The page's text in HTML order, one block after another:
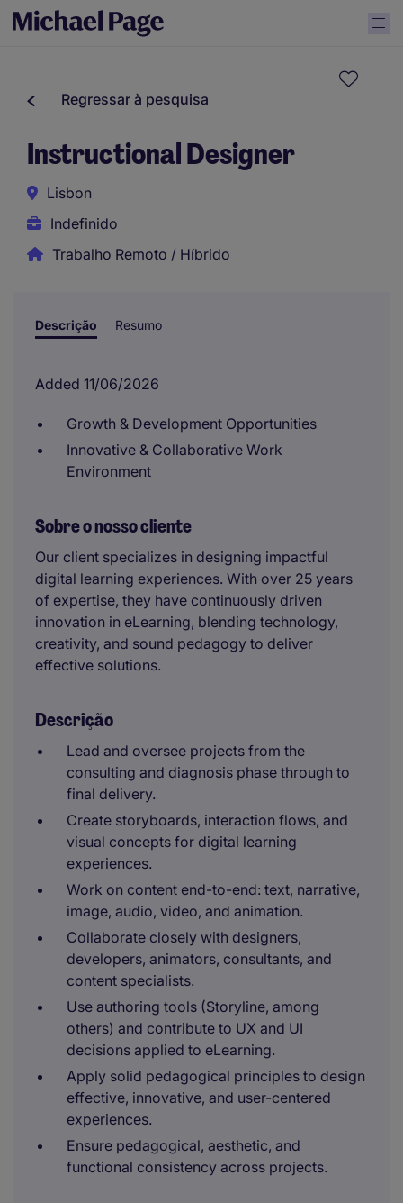
Regressar à pesquisa
Instructional Designer
Lisbon
Indefinido
Trabalho Remoto / Híbrido
Descrição Resumo
Added 11/06/2026
Growth & Development Opportunities
Innovative & Collaborative Work
Environment
Sobre o nosso cliente
Our client specializes in designing impactful
digital learning experiences. With over 25 years
of expertise, they have continuously driven
innovation in eLearning, blending technology,
creativity, and sound pedagogy to deliver
effective solutions.
Descrição
Lead and oversee projects from the
consulting and diagnosis phase through to
final delivery.
Create storyboards, interaction flows, and
visual concepts for digital learning
experiences.
Work on content end-to-end: text, narrative,
image, audio, video, and animation.
Collaborate closely with designers,
developers, animators, consultants, and
content specialists.
Use authoring tools (Storyline, among
others) and contribute to UX and UI
decisions applied to eLearning.
Apply solid pedagogical principles to design
effective, innovative, and user-centered
experiences.
Ensure pedagogical, aesthetic, and
functional consistency across projects.